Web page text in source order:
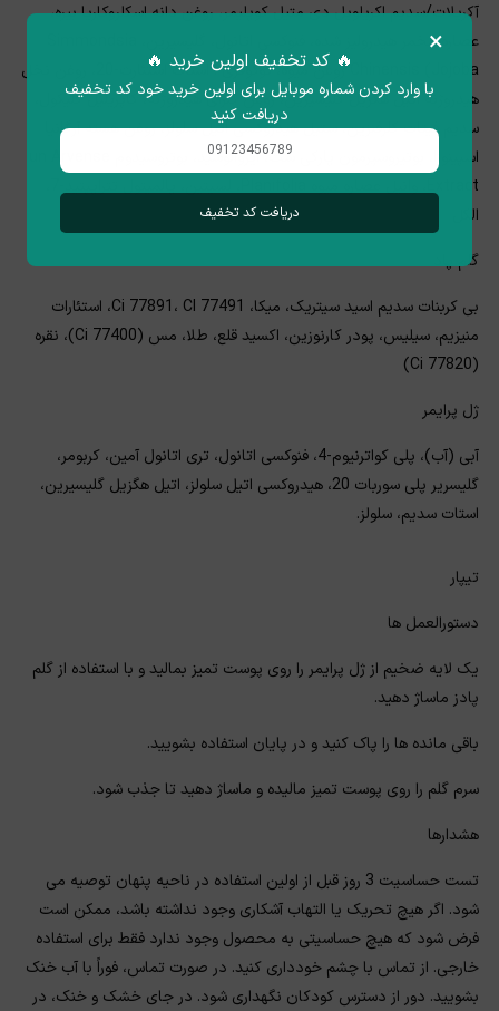
آکریلات/سدیم اکریلویل دی متیل کوپلیمر، روغن دانه اسکلروکاریا بیره،
Chinensis (Jojoba روغن میوه، توکوفری ! استات استئارث-20، روغن نخل
هیدروژنه اتیل هگزیل گلیسیرین، روغن کلزای هیدروژنه، کاپریلیل گلیکول،
سدیم فیتات کلرفنزین، ستیل هیدروکسی اتیل سلولز، روغن هسته آرگانیا
الکل
گلم پاد
بی کربنات سدیم اسید سیتریک، میکا، Ci 77891، CI 77491، استئارات
منیزیم، سیلیس، پودر کارنوزین، اکسید قلع، طلا، مس (Ci 77400)، نقره
(Ci 77820)
ژل پرایمر
آبی (آب)، پلی کواترنیوم-4، فنوکسی اتانول، تری اتانول آمین، کربومر،
گلیسریر پلی سوربات 20، هیدروکسی اتیل سلولز، اتیل هگزیل گلیسیرین،
استات سدیم، سلولز.
تیپار
دستورالعمل ها
یک لایه ضخیم از ژل پرایمر را روی پوست تمیز بمالید و با استفاده از گلم
پادز ماساژ دهید.
باقی مانده ها را پاک کنید و در پایان استفاده بشویید.
سرم گلم را روی پوست تمیز مالیده و ماساژ دهید تا جذب شود.
هشدارها
تست حساسیت 3 روز قبل از اولین استفاده در ناحیه پنهان توصیه می
شود. اگر هیچ تحریک یا التهاب آشکاری وجود نداشته باشد، ممکن است
فرض شود که هیچ حساسیتی به محصول وجود ندارد فقط برای استفاده
خارجی. از تماس با چشم خودداری کنید. در صورت تماس، فوراً با آب خنک
بشویید. دور از دسترس کودکان نگهداری شود. در جای خشک و خنک، در
× 🔥 کد تخفیف اولین خرید 🔥
با وارد کردن شماره موبایل برای اولین خرید خود کد تخفیف
دریافت کنید
دریافت کد تخفیف